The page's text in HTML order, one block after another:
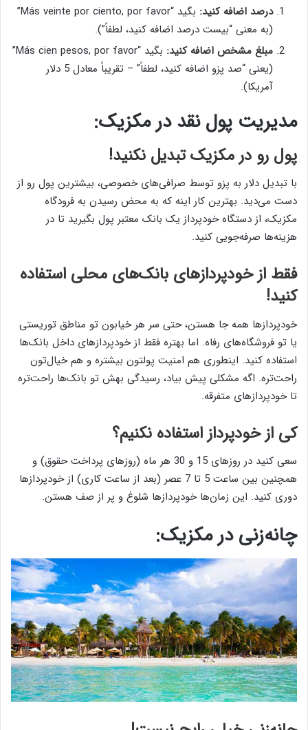
درصد اضافه کنید:
بگید “Más veinte por ciento, por favor”
(به معنی “بیست درصد اضافه کنید، لطفاً”).
مبلغ مشخص اضافه کنید:
بگید “Más cien pesos, por favor”
(یعنی “صد پزو اضافه کنید، لطفاً” – تقریباً معادل 5 دلار
آمریکا).
مدیریت پول نقد در مکزیک:
پول رو در مکزیک تبدیل نکنید!
با تبدیل دلار به پزو توسط صرافی‌های خصوصی، بیشترین پول رو از
دست می‌دید. بهترین کار اینه که به محض رسیدن به فرودگاه
مکزیک، از دستگاه خودپرداز یک بانک معتبر پول بگیرید تا در
هزینه‌ها صرفه‌جویی کنید.
فقط از خودپردازهای بانک‌های محلی استفاده
کنید!
خودپردازها همه جا هستن، حتی سر هر خیابون تو مناطق توریستی
یا تو فروشگاه‌های رفاه. اما بهتره فقط از خودپردازهای داخل بانک‌ها
استفاده کنید. اینطوری هم امنیت پولتون بیشتره و هم خیال‌تون
راحت‌تره. اگه مشکلی پیش بیاد، رسیدگی بهش تو بانک‌ها راحت‌تره
تا خودپردازهای متفرقه.
کی از خودپرداز استفاده نکنیم؟
سعی کنید در روزهای 15 و 30 هر ماه (روزهای پرداخت حقوق) و
همچنین بین ساعت 5 تا 7 عصر (بعد از ساعت کاری) از خودپردازها
دوری کنید. این زمان‌ها خودپردازها شلوغ و پر از صف هستن.
چانه‌زنی در مکزیک: